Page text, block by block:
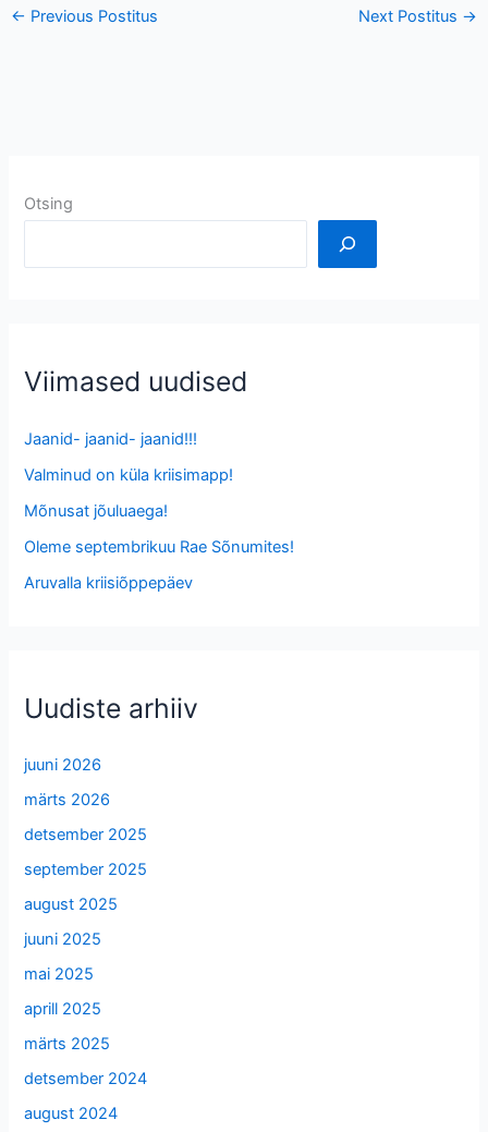
← Previous Postitus Next Postitus →
Otsing
Viimased uudised
Jaanid- jaanid- jaanid!!!
Valminud on küla kriisimapp!
Mõnusat jõuluaega!
Oleme septembrikuu Rae Sõnumites!
Aruvalla kriisiõppepäev
Uudiste arhiiv
juuni 2026
märts 2026
detsember 2025
september 2025
august 2025
juuni 2025
mai 2025
aprill 2025
märts 2025
detsember 2024
august 2024